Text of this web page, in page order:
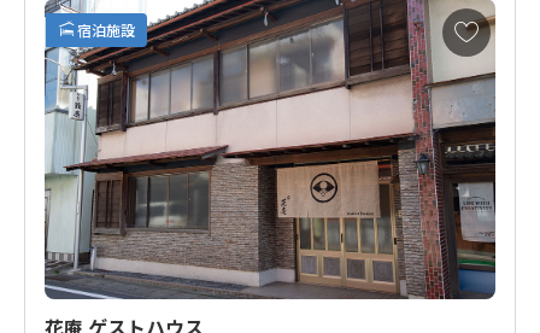
能ください。
翌朝はビュッフェスタイルの軽朝食を無料でご利用可能です。
翌日からの熊野古道歩き、ビジネスでお越しのお客様みなさま
に快適な時間をお届けします。
宿泊施設
お
気
入
り
に
追
加
花庵 ゲストハウス